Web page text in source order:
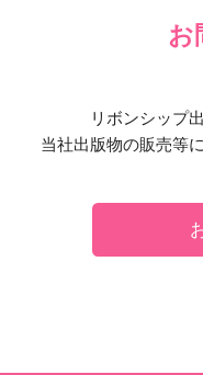
お
リボンシップ
当社出版物の販売等